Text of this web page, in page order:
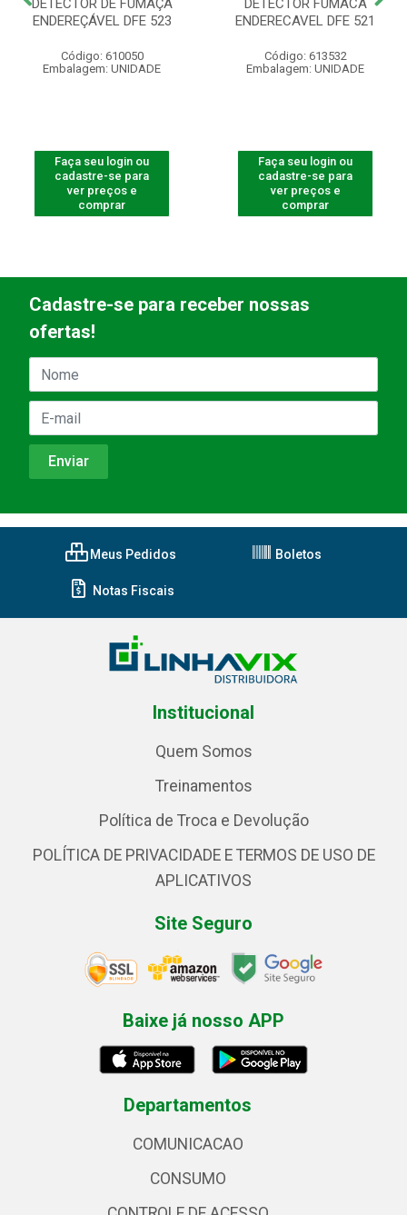
DETECTOR DE FUMAÇA
ENDEREÇÁVEL DFE 523
Código: 610050
Embalagem: UNIDADE
Faça seu login ou
cadastre-se para
ver preços e
comprar
DETECTOR FUMACA
ENDERECAVEL DFE 521
Código: 613532
Embalagem: UNIDADE
Faça seu login ou
cadastre-se para
ver preços e
comprar
Cadastre-se para receber nossas
ofertas!
Meus Pedidos Boletos
Notas Fiscais
Institucional
Quem Somos
Treinamentos
Política de Troca e Devolução
POLÍTICA DE PRIVACIDADE E TERMOS DE USO DE
APLICATIVOS
Site Seguro
Baixe já nosso APP
Departamentos
COMUNICACAO
CONSUMO